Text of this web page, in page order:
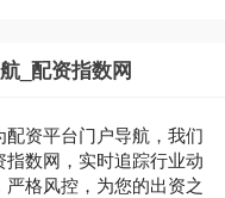
_配资指数网
资平台门户导航，我们
数网，实时追踪行业动
格风控，为您的出资之